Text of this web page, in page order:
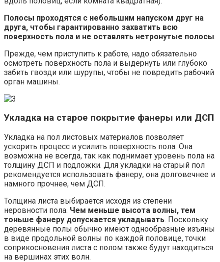
Полосы проходятся с небольшим напуском друг на
друга, чтобы гарантированно захватить всю
поверхность пола и не оставлять нетронутые полосы.
Прежде, чем приступить к работе, надо обязательно
осмотреть поверхность пола и выдернуть или глубоко
забить гвозди или шурупы, чтобы не повредить рабочий
орган машины.
Укладка на старое покрытие фанеры или ДСП
Укладка на пол листовых материалов позволяет
ускорить процесс и усилить поверхность пола. Она
возможна не всегда, так как поднимает уровень пола на
толщину ДСП и подложки. Для укладки на старый пол
рекомендуется использовать фанеру, она долговечнее и
намного прочнее, чем ДСП.
Толщина листа выбирается исходя из степени
неровности пола. Чем меньше высота волны, тем
тоньше фанеру допускается укладывать. Поскольку
деревянные полы обычно имеют однообразные изъяны
в виде продольной волны по каждой половице, точки
соприкосновения листа с полом также будут находиться
на вершинах этих волн.